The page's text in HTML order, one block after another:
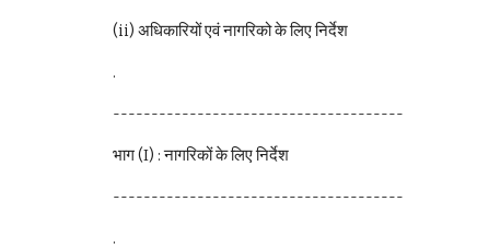
(ii) अधिकारियों एवं नागरिको के लिए निर्देश
.
--------------------------------------
भाग (I) : नागरिकों के लिए निर्देश
--------------------------------------
.